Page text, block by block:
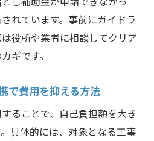
れています。事前にガイドラ
役所や業者に相談してクリア
ギです。
で費用を抑える方法
ることで、自己負担額を大き
具体的には、対象となる工事